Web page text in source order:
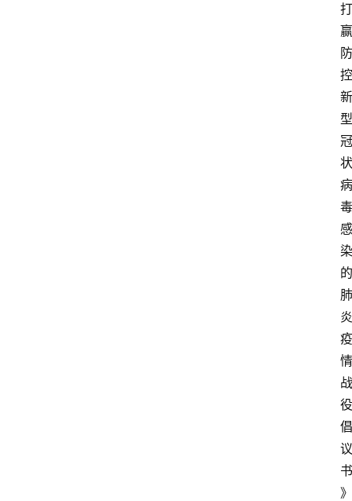
打
赢
防
控
新
型
冠
状
病
毒
感
染
的
肺
炎
疫
情
战
役
倡
议
书
》